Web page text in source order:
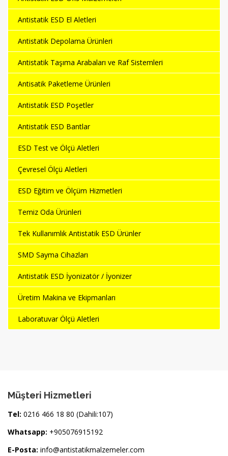
Antistatik ESD El Aletleri
Antistatik Depolama Ürünleri
Antistatik Taşıma Arabaları ve Raf Sistemleri
Antisatik Paketleme Ürünleri
Antistatik ESD Poşetler
Antistatik ESD Bantlar
ESD Test ve Ölçü Aletleri
Çevresel Ölçü Aletleri
ESD Eğitim ve Ölçüm Hizmetleri
Temiz Oda Ürünleri
Tek Kullanımlık Antistatik ESD Ürünler
SMD Sayma Cihazları
Antistatik ESD İyonizatör / İyonizer
Üretim Makina ve Ekipmanları
Laboratuvar Ölçü Aletleri
Müşteri Hizmetleri
Tel: 0216 466 18 80 (Dahili:107)
Whatsapp: +905076915192
E-Posta: info@antistatikmalzemeler.com